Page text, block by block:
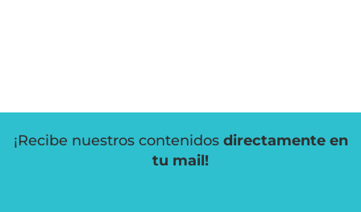
¡Recibe nuestros contenidos directamente en
tu mail!